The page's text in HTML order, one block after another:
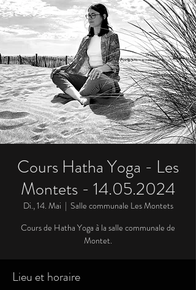
Cours Hatha Yoga - Les
Montets - 14.05.2024
Di., 14. Mai
  |
Salle communale Les Montets
Cours de Hatha Yoga à la salle communale de
Montet.
Lieu et horaire